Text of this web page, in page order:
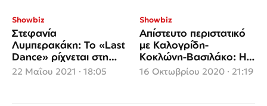
Showbiz
Στεφανία
Λυμπερακάκη: Το «Last
Dance» ρίχνεται στη
μάχη του τελικού της
22 Μαΐου 2021 · 18:05
Showbiz
Απίστευτο περιστατικό
με Καλογρίδη-
Κοκλώνη-Βασιλάκο: Η
συνέντευξη που
θεωρήθηκε ερωτική
16 Οκτωβρίου 2020 · 21:19